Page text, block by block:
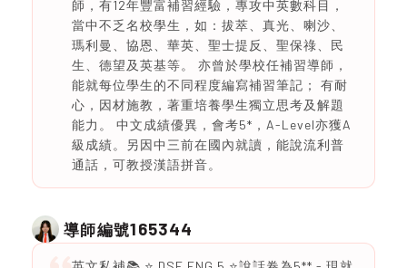
師，有12年豐富補習經驗，專攻中英數科目，
當中不乏名校學生，如：拔萃、真光、喇沙、
瑪利曼、協恩、華英、聖士提反、聖保祿、民
生、德望及英基等。 亦曾於學校任補習導師，
能就每位學生的不同程度編寫補習筆記； 有耐
心，因材施教，著重培養學生獨立思考及解題
能力。 中文成績優異，會考5*，A-Level亦獲A
級成績。另因中三前在國內就讀，能說流利普
通話，可教授漢語拼音。
導師編號165344